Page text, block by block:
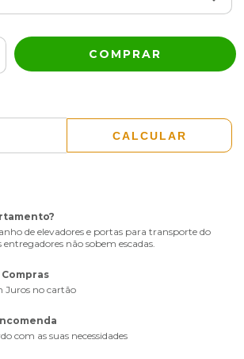
CALCULAR
de elevadores e portas para transporte do
entregadores não sobem escadas.
Juros no cartão
com as suas necessidades